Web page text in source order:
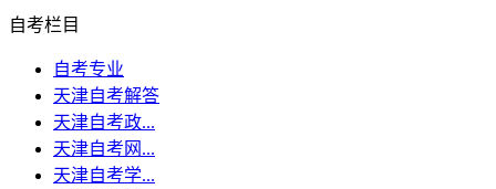
自考栏目
自考专业
天津自考解答
天津自考政...
天津自考网...
天津自考学...